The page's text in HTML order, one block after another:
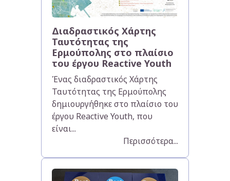
Διαδραστικός Χάρτης
Ταυτότητας της
Ερμούπολης στο πλαίσιο
του έργου Reactive Youth
Ένας διαδραστικός Χάρτης
Ταυτότητας της Ερμούπολης
δημιουργήθηκε στο πλαίσιο του
έργου Reactive Youth, που
είναι...
Περισσότερα...